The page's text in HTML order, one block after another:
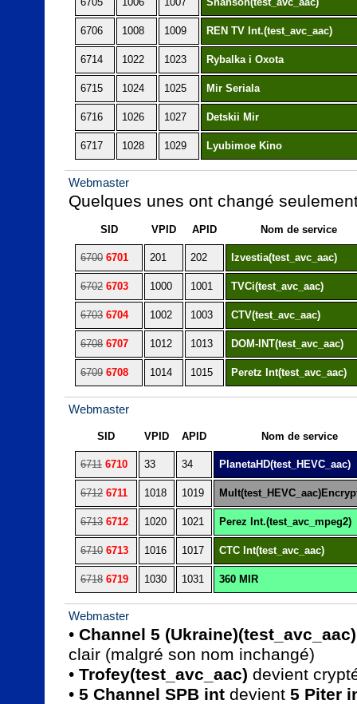
6706 1008 1009 REN TV Int.(test_avc_aac)
6714 1022 1023 Rybalka i Oxota
6715 1024 1025 Mir Seriala
6716 1026 1027 Detskii Mir
6717 1028 1029 Lyubimoe Kino
Webmaster
Quelques unes ont changé
SID VPID APID Nom de service
6700 6701 201 202 Izvestia(test_avc_aac)
6702 6703 1000 1001 TVCi(test_avc_aac)
6703 6704 1002 1003 CTV(test_avc_aac)
6708 6707 1012 1013 DOM-INT(test_avc_aac)
6709 6708 1014 1015 Peretz Int(test_avc_aac)
Webmaster
SID VPID APID Nom de service
6711 6710 33 34 PlanetaHD(test_HEVC_aac)
6712 6711 1018 1019
6713 6712 1020 1021 Perez Int.(test_avc_mpeg2)
6710 6713 1016 1017 CTC Int(test_avc_aac)
6718 6719 1030 1031 360 MIR
Webmaster
• Channel 5
clair (malgré son nom inchangé)
• Trofey(test_avc_aac) devient
• 5 Channel SPB int devient 5 Piter